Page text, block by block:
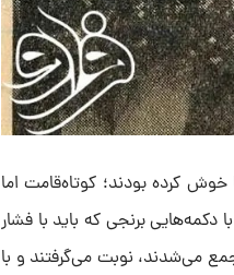
کرده بودند؛ کوتاه‌قامت اما
برنجی که باید با فشار
می‌شدند، نوبت می‌گرفتند و با